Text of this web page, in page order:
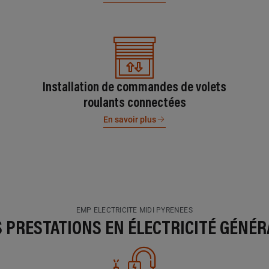
Installation de commandes de volets
roulants connectées
En savoir plus
EMP ELECTRICITE MIDI PYRENEES
PRESTATIONS EN ÉLECTRICITÉ